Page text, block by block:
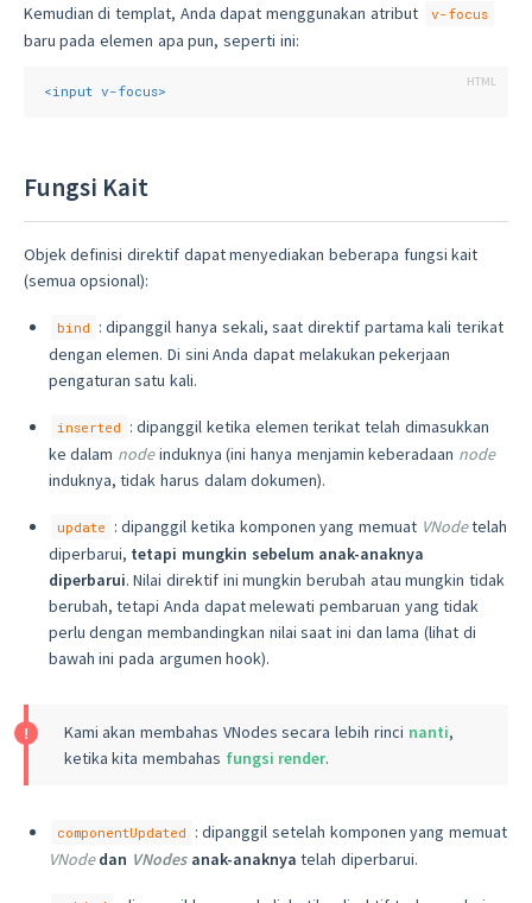
Kemudian di templat, Anda dapat menggunakan atribut v-focus
baru pada elemen apa pun, seperti ini:
<input v-focus>
Fungsi Kait
Objek definisi direktif dapat menyediakan beberapa fungsi kait
(semua opsional):
bind : dipanggil hanya sekali, saat direktif partama kali terikat
dengan elemen. Di sini Anda dapat melakukan pekerjaan
pengaturan satu kali.
inserted : dipanggil ketika elemen terikat telah dimasukkan
ke dalam nodeinduknya (ini hanya menjamin keberadaan node
induknya, tidak harus dalam dokumen).
update : dipanggil ketika komponen yang memuat VNodetelah
diperbarui, tetapi mungkin sebelum anak-anaknya
diperbarui. Nilai direktif ini mungkin berubah atau mungkin tidak
berubah, tetapi Anda dapat melewati pembaruan yang tidak
perlu dengan membandingkan nilai saat ini dan lama (lihat di
bawah ini pada argumen hook).
Kami akan membahas VNodes secara lebih rinci nanti,
ketika kita membahas fungsi render.
componentUpdated : dipanggil setelah komponen yang memuat
VNode dan VNodesanak-anaknya telah diperbarui.